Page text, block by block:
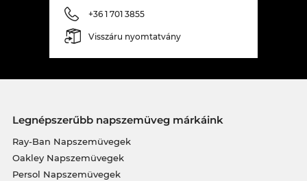
+36 1 701 3855
Visszáru nyomtatvány
Legnépszerűbb napszemüveg márkáink
Ray-Ban Napszemüvegek
Oakley Napszemüvegek
Persol Napszemüvegek